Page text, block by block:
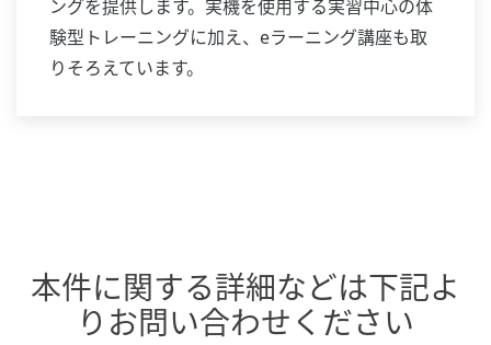
ングを提供します。実機を使用する実習中心の体
験型トレーニングに加え、eラーニング講座も取
りそろえています。
本件に関する詳細などは下記よ
りお問い合わせください